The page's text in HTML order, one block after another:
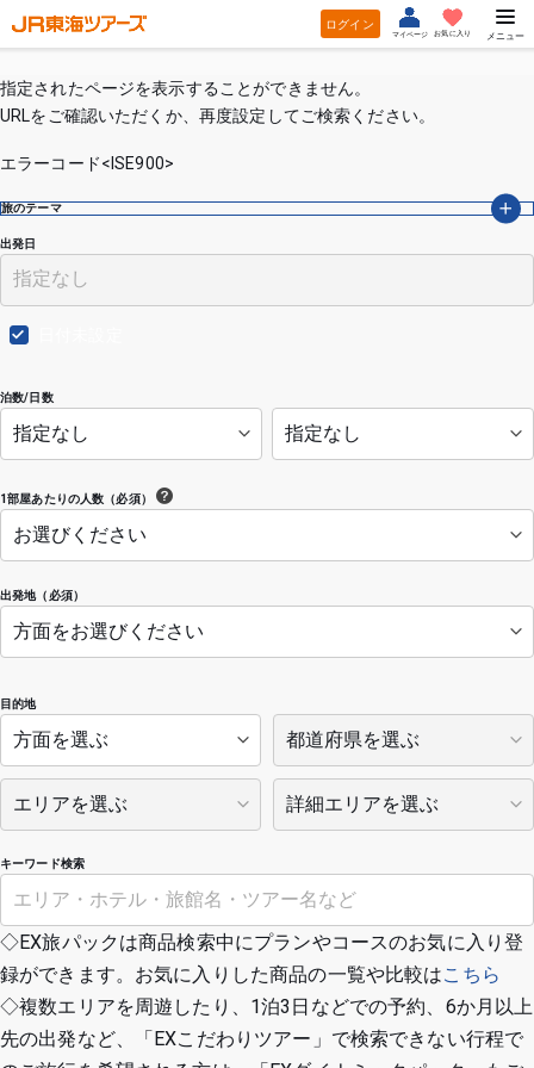
ログイン
マイページ お気に入り メニュー
指定されたページを表示することができません。
URLをご確認いただくか、再度設定してご検索ください。
エラーコード<ISE900>
出発地（必須）
出発日
泊数/日数
1部屋あたりの人数（必須）
目的地
キーワード検索
旅のテーマ
◇EX旅パックは商品検索中にプランやコースのお気に入り登
録ができます。お気に入りした商品の一覧や比較はこちら
◇複数エリアを周遊したり、1泊3日などでの予約、6か月以上
先の出発など、「EXこだわりツアー」で検索できない行程で